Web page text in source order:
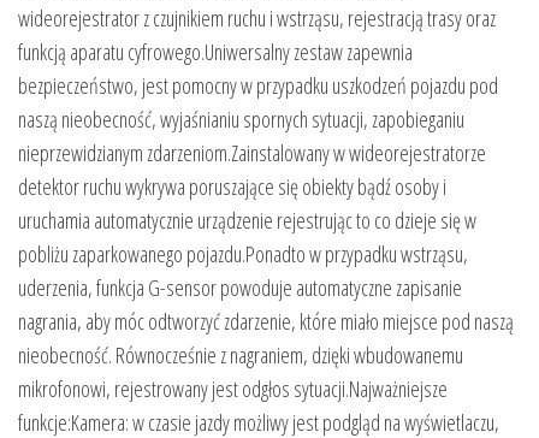
wideorejestrator z czujnikiem ruchu i wstrząsu, rejestracją trasy oraz
funkcją aparatu cyfrowego.Uniwersalny zestaw zapewnia
bezpieczeństwo, jest pomocny w przypadku uszkodzeń pojazdu pod
naszą nieobecność, wyjaśnianiu spornych sytuacji, zapobieganiu
nieprzewidzianym zdarzeniom.Zainstalowany w wideorejestratorze
detektor ruchu wykrywa poruszające się obiekty bądź osoby i
uruchamia automatycznie urządzenie rejestrując to co dzieje się w
pobliżu zaparkowanego pojazdu.Ponadto w przypadku wstrząsu,
uderzenia, funkcja G-sensor powoduje automatyczne zapisanie
nagrania, aby móc odtworzyć zdarzenie, które miało miejsce pod naszą
nieobecność. Równocześnie z nagraniem, dzięki wbudowanemu
mikrofonowi, rejestrowany jest odgłos sytuacji.Najważniejsze
funkcje:Kamera: w czasie jazdy możliwy jest podgląd na wyświetlaczu,